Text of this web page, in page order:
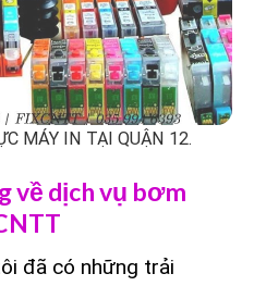
MÁY IN TẠI QUẬN 12.
về dịch vụ bơm
đã có những trải